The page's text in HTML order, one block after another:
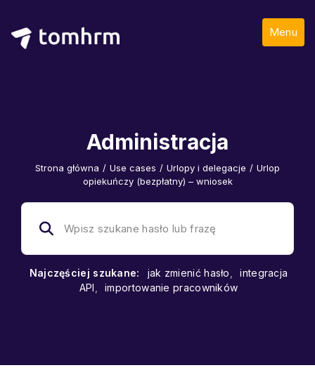
Menu
Administracja
Strona główna / Use cases / Urlopy i delegacje / Urlop
opiekuńczy (bezpłatny) – wniosek
Najczęściej szukane: jak zmienić hasło
integracja
API
importowanie pracowników